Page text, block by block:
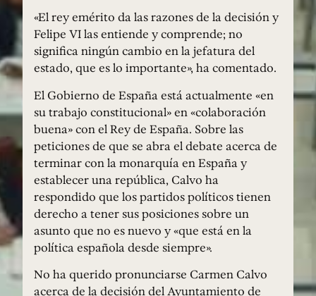
«El rey emérito da las razones de la decisión y
Felipe VI las entiende y comprende; no
significa ningún cambio en la jefatura del
estado, que es lo importante», ha comentado.
El Gobierno de España está actualmente «en
su trabajo constitucional» en «colaboración
buena» con el Rey de España. Sobre las
peticiones de que se abra el debate acerca de
terminar con la monarquía en España y
establecer una república, Calvo ha
respondido que los partidos políticos tienen
derecho a tener sus posiciones sobre un
asunto que no es nuevo y «que está en la
política española desde siempre».
No ha querido pronunciarse Carmen Calvo
acerca de la decisión del Ayuntamiento de